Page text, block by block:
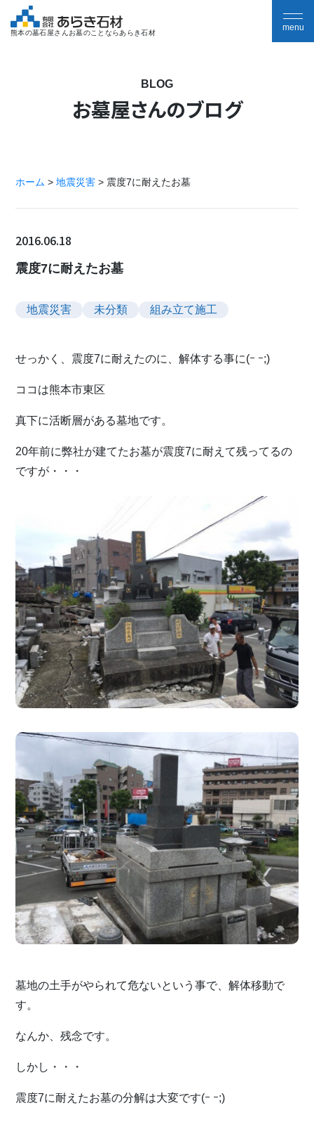
熊本の墓石屋さんお墓のことならあらき石材
BLOG
お墓屋さんのブログ
ホーム >地震災害 > 震度7に耐えたお墓
2016.06.18
震度7に耐えたお墓
地震災害 未分類 組み立て施工
せっかく、震度7に耐えたのに、解体する事に(ｰ ｰ;)
ココは熊本市東区
真下に活断層がある墓地です。
20年前に弊社が建てたお墓が震度7に耐えて残ってるの
ですが・・・
墓地の土手がやられて危ないという事で、解体移動で
す。
なんか、残念です。
しかし・・・
震度7に耐えたお墓の分解は大変です(ｰ ｰ;)